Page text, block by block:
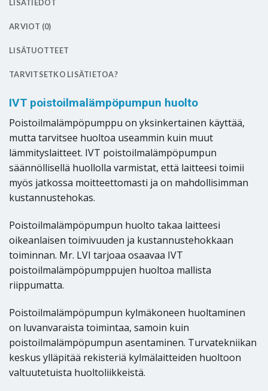
LISÄTIEDOT
ARVIOT (0)
LISÄTUOTTEET
TARVITSETKO LISÄTIETOA?
IVT poistoilmalämpöpumpun huolto
Poistoilmalämpöpumppu on yksinkertainen käyttää,
mutta tarvitsee huoltoa useammin kuin muut
lämmityslaitteet. IVT poistoilmalämpöpumpun
säännöllisellä huollolla varmistat, että laitteesi toimii
myös jatkossa moitteettomasti ja on mahdollisimman
kustannustehokas.
Poistoilmalämpöpumpun huolto takaa laitteesi
oikeanlaisen toimivuuden ja kustannustehokkaan
toiminnan. Mr. LVI tarjoaa osaavaa IVT
poistoilmalämpöpumppujen huoltoa mallista
riippumatta.
Poistoilmalämpöpumpun kylmäkoneen huoltaminen
on luvanvaraista toimintaa, samoin kuin
poistoilmalämpöpumpun asentaminen. Turvatekniikan
keskus ylläpitää rekisteriä kylmälaitteiden huoltoon
valtuutetuista huoltoliikkeistä.